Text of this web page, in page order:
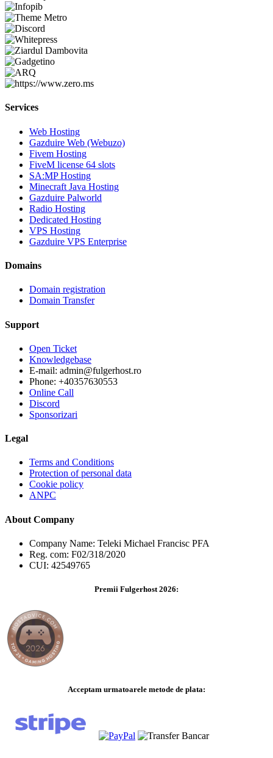
Services
Web Hosting
Gazduire Web (Webuzo)
Fivem Hosting
FiveM license 64 slots
SA:MP Hosting
Minecraft Java Hosting
Gazduire Palworld
Radio Hosting
Dedicated Hosting
VPS Hosting
Gazduire VPS Enterprise
Domains
Domain registration
Domain Transfer
Support
Open Ticket
Knowledgebase
E-mail: admin@fulgerhost.ro
Phone: +40357630553
Online Call
Discord
Sponsorizari
Legal
Terms and Conditions
Protection of personal data
Cookie policy
ANPC
About Company
Company Name: Teleki Michael Francisc PFA
Reg. com: F02/318/2020
CUI: 42549765
Premii Fulgerhost 2026:
Acceptam urmatoarele metode de plata: